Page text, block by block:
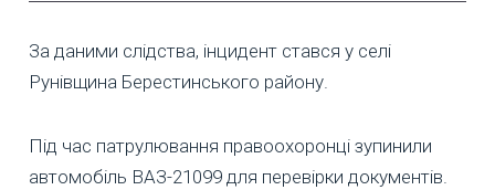
За даними слідства, інцидент стався у селі
Рунівщина Берестинського району.
Під час патрулювання правоохоронці зупинили
автомобіль ВАЗ-21099 для перевірки документів.